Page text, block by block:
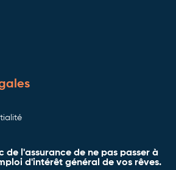
de l'assurance de ne pas passer à
d'intérêt général de vos rêves.